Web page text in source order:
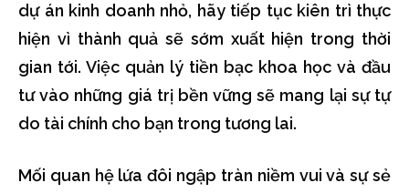
dự án kinh doanh nhỏ, hãy tiếp tục kiên trì thực
hiện vì thành quả sẽ sớm xuất hiện trong thời
gian tới. Việc quản lý tiền bạc khoa học và đầu
tư vào những giá trị bền vững sẽ mang lại sự tự
do tài chính cho bạn trong tương lai.
Mối quan hệ lứa đôi ngập tràn niềm vui và sự sẻ